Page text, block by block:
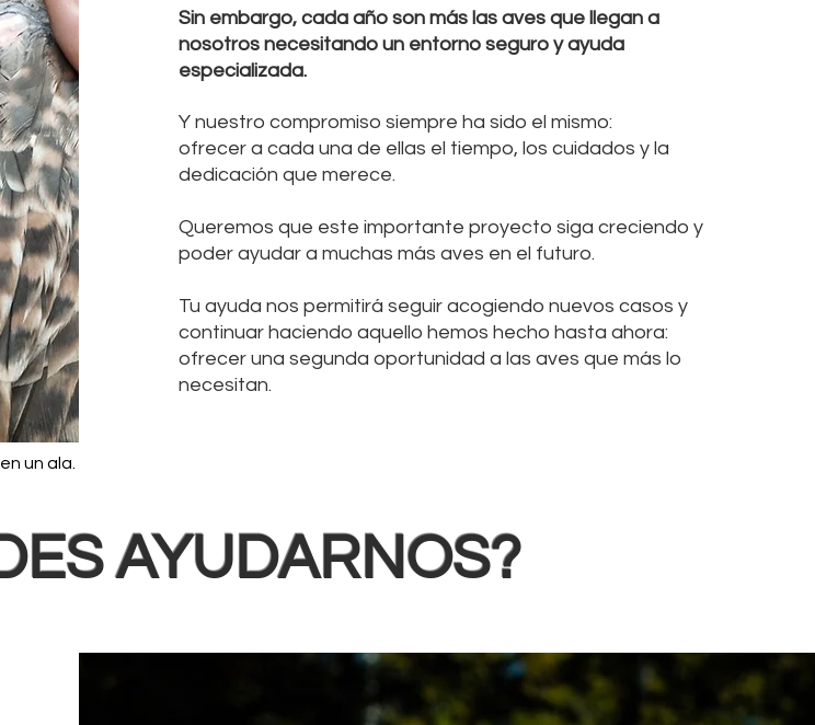
Sin embargo, cada año son más las aves que llegan a
nosotros necesitando un entorno seguro y ayuda
especializada.
Y nuestro compromiso siempre ha sido el mismo:
ofrecer a cada una de ellas el tiempo, los cuidados y la
dedicación que merece.
Queremos que este importante proyecto siga creciendo y
poder ayudar a muchas más aves en el futuro.
Tu ayuda nos permitirá seguir acogiendo nuevos casos y
continuar haciendo aquello hemos hecho hasta ahora:
ofrecer una segunda oportunidad a las aves que más lo
necesitan.
un ala.
AYUDARNOS?